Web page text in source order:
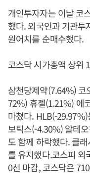
개인투자자는 이날 코
했다. 외국인과 기관투
원어치를 순매수했다.
코스닥 시가총액 상위
삼천당제약(7.64%)
72%) 휴젤(1.21%) 에
마쳤다. HLB(-
보틱스(-4.30%) 알테
도 함께 하락했다. 클
를 유지했다.코스피
0선 마감, 코스닥은